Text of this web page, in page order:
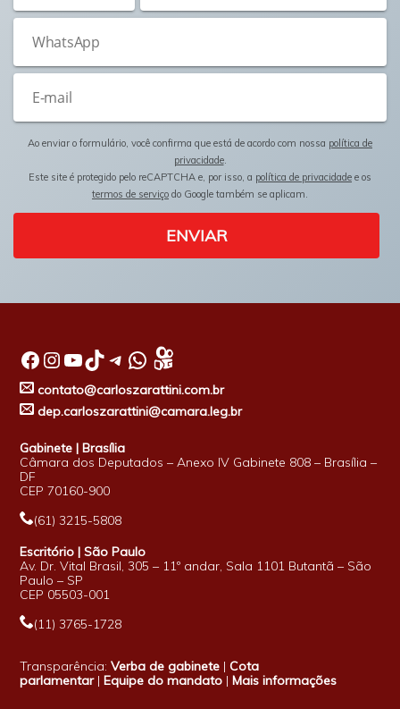
Ao enviar o formulário, você confirma que está de acordo com nossa política de
privacidade.
Este site é protegido pelo reCAPTCHA e, por isso, a política de privacidade e os
termos de serviço do Google também se aplicam.
ENVIAR
Facebook InstagramYoutube TikTok Telegram WhatsApp
contato@carloszarattini.com.br
dep.carloszarattini@camara.leg.br
Gabinete | Brasília
Câmara dos Deputados – Anexo IV Gabinete 808 – Brasília –
DF
CEP 70160-900
(61) 3215-5808
Escritório | São Paulo
Av. Dr. Vital Brasil, 305 – 11º andar, Sala 1101 Butantã – São
Paulo – SP
CEP 05503-001
(11) 3765-1728
Transparência:Verba de gabinete |Cota
parlamentar|Equipe do mandato |Mais informações